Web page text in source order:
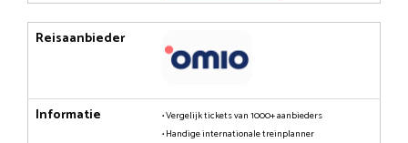
Reisaanbieder
Informatie
• Vergelijk tickets van 1000+ aanbieders
• Handige internationale treinplanner